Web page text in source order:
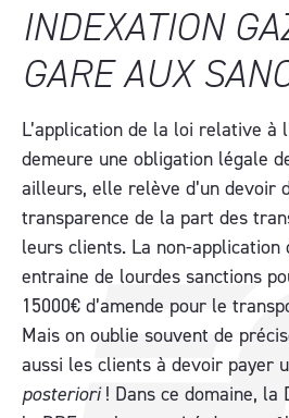
INDEXATION
GARE AUX
L’application de la loi relative à
demeure une obligation légale
ailleurs, elle relève d’un devoir
transparence de la part des
leurs clients. La non-application
entraine de lourdes sanctions
15000€ d’amende pour le
Mais on oublie souvent de
aussi les clients à devoir payer
posteriori! Dans ce domaine, la